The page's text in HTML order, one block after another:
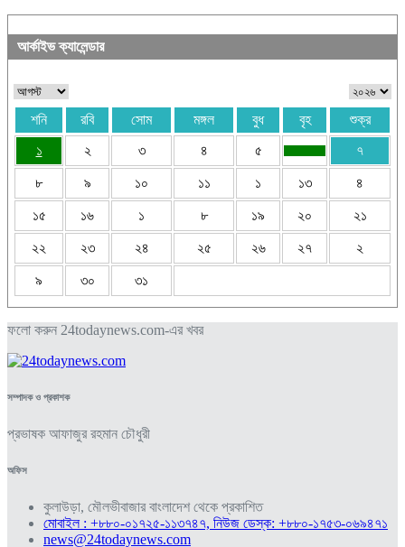
আর্কাইভ ক্যালেন্ডার
শনি রবি সোম মঙ্গল বুধ বৃহ
শুক্র
১
২ ৩ ৪ ৫ ৭
৮ ৯ ১০ ১১ ১ ১৩ ৪
১৫ ১৬ ১ ৮ ১৯ ২০ ২১
২২ ২৩ ২৪ ২৫ ২৬ ২৭ ২
৯ ৩০ ৩১
ফলো করুন 24todaynews.com-এর খবর
সম্পাদক ও প্রকাশক
প্রভাষক আফাজুর রহমান চৌধুরী
অফিস
কুলাউড়া, মৌলভীবাজার বাংলাদেশ থেকে প্রকাশিত
মোবাইল : +৮৮০-০১৭২৫-১১৩৭৪৭, নিউজ ডেস্ক: +৮৮০-১৭৫৩-০৬৯৪৭১
news@24todaynews.com